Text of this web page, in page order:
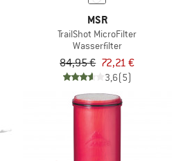
MSR
TrailShot MicroFilter
Wasserfilter
84,95 € 72,21 €
3,6(5)